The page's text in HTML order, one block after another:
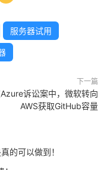
服务器试用
下一篇
诉讼案中，微软转向
AWS获取GitHub容量
的可以做到！